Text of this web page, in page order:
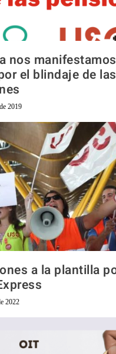
nos
el blindaje de las
2019
a la plantilla
2022